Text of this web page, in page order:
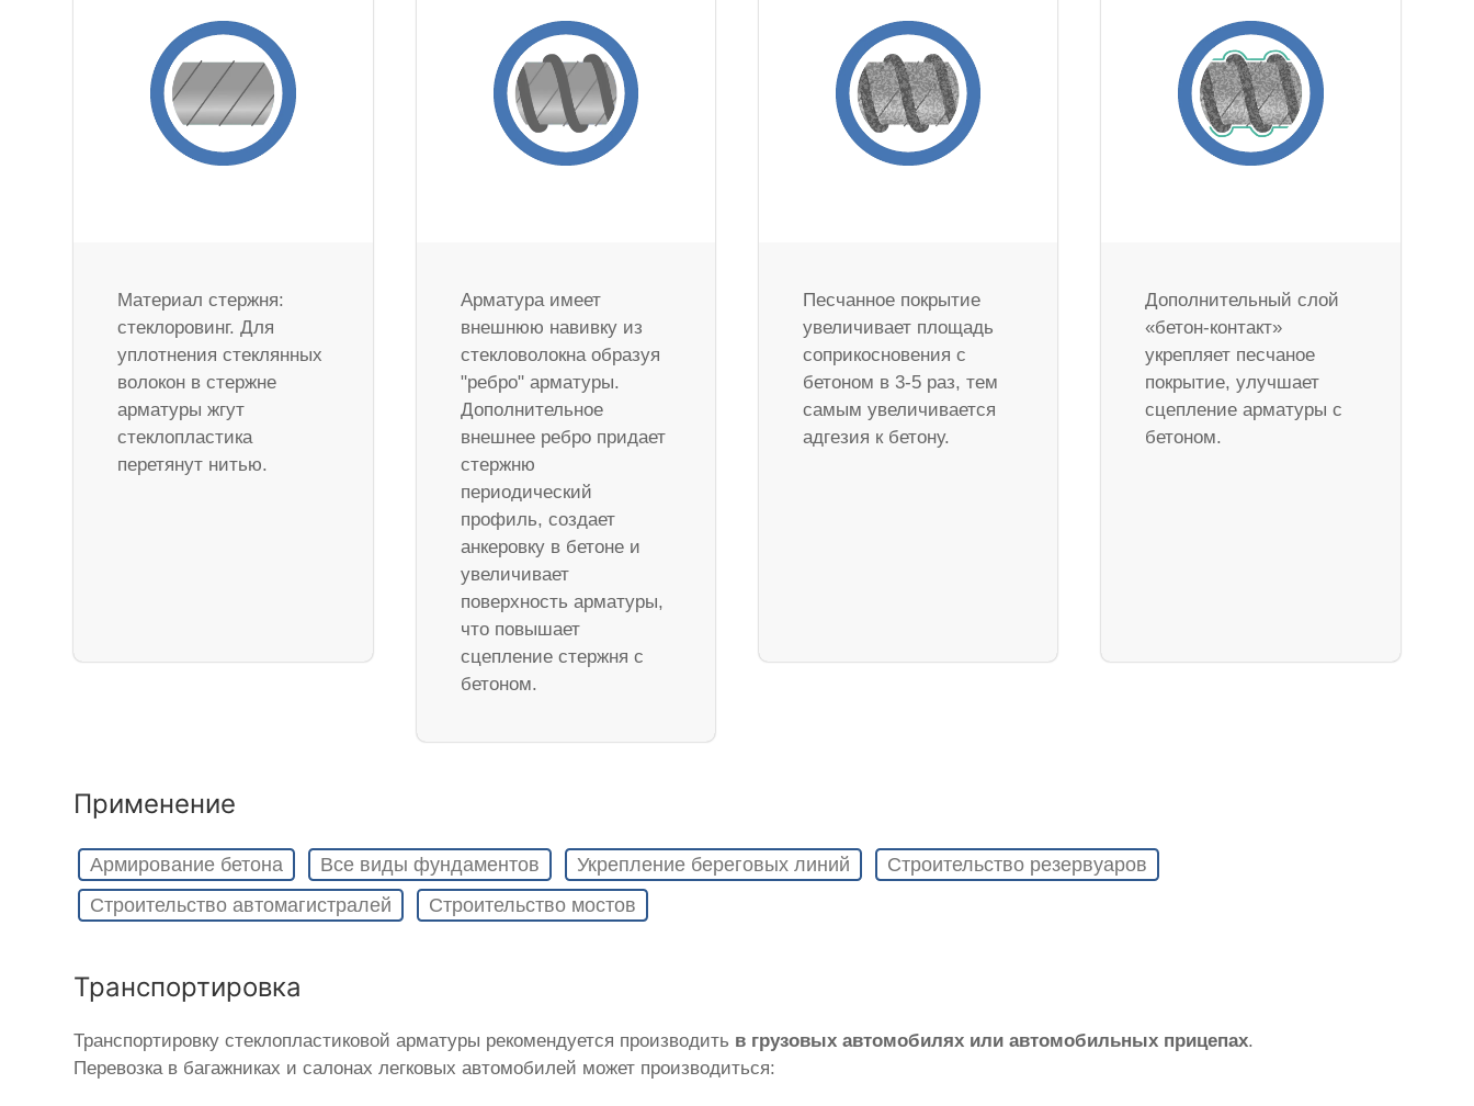
Материал стержня:
стеклоровинг. Для
уплотнения стеклянных
волокон в стержне
арматуры жгут
стеклопластика
перетянут нитью.
Арматура имеет
внешнюю навивку из
стекловолокна образуя
"ребро" арматуры.
Дополнительное
внешнее ребро придает
стержню
периодический
профиль, создает
анкеровку в бетоне и
увеличивает
поверхность арматуры,
что повышает
сцепление стержня с
бетоном.
Песчанное покрытие
увеличивает площадь
соприкосновения с
бетоном в 3-5 раз, тем
самым увеличивается
адгезия к бетону.
Дополнительный слой
«бетон-контакт»
укрепляет песчаное
покрытие, улучшает
сцепление арматуры с
бетоном.
Применение
Армирование бетона Все виды фундаментов Укрепление береговых линий
Строительство резервуаров
Строительство автомагистралей
Строительство мостов
Транспортировка
Транспортировку стеклопластиковой арматуры рекомендуется производить в грузовых автомобилях или автомобильных прицепах.
Перевозка в багажниках и салонах легковых автомобилей может производиться: